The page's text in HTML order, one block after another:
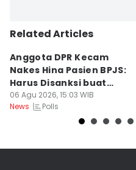
Related Articles
Anggota DPR Kecam
Nakes Hina Pasien BPJS:
Harus Disanksi buat
Pelajaran
06 Agu 2026, 15:03 WIB
News
Polls